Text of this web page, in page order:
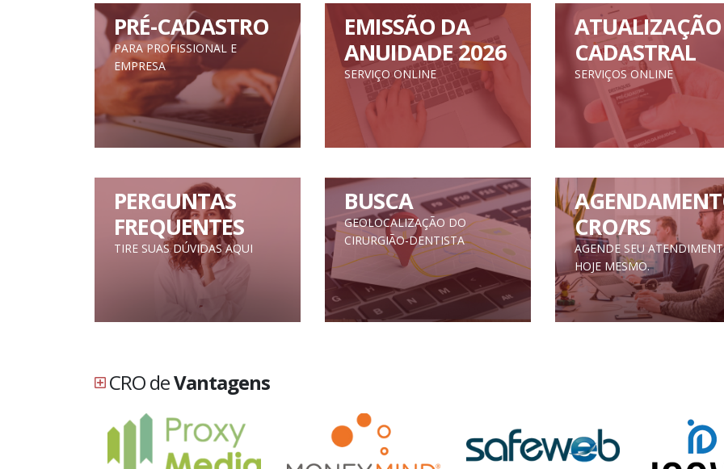
PRÉ-CADASTRO
PARA PROFISSIONAL E
EMPRESA
EMISSÃO DA
ANUIDADE 2026
SERVIÇO ONLINE
ATUALIZAÇÃO
CADASTRAL
SERVIÇOS ONLINE
PERGUNTAS
FREQUENTES
TIRE SUAS DÚVIDAS AQUI
BUSCA
GEOLOCALIZAÇÃO DO
CIRURGIÃO-DENTISTA
CRO/RS
AGENDE SEU
HOJE MESMO.
CRO deVantagens